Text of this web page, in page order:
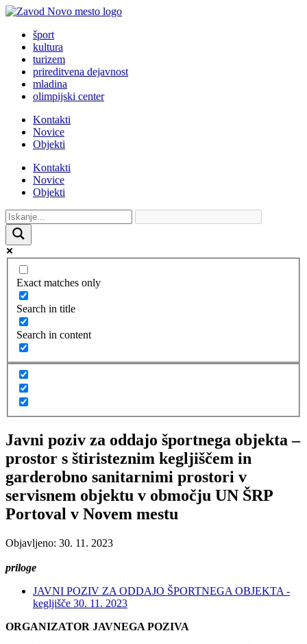
šport
kultura
turizem
prireditvena dejavnost
mladina
olimpijski center
Kontakti
Novice
Objekti
Kontakti
Novice
Objekti
Exact matches only
Search in title
Search in content
Javni poziv za oddajo športnega objekta –
prostor s štiristeznim kegljiščem in
garderobno sanitarnimi prostori v
servisnem objektu v območju UN ŠRP
Portoval v Novem mestu
Objavljeno: 30. 11. 2023
priloge
JAVNI POZIV ZA ODDAJO ŠPORTNEGA OBJEKTA -
kegljišče 30. 11. 2023
ORGANIZATOR JAVNEGA POZIVA